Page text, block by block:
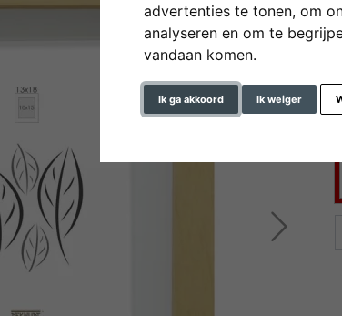
advertenties te tonen, om
analyseren en om te
vandaan komen.
Ik ga akkoord Ik weiger
Verder